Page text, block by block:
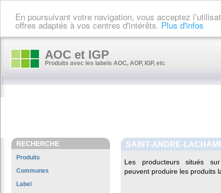
En poursuivant votre navigation, vous acceptez
offres adaptés à vos centres d'intérêts. Plus d'infos
AOC et IGP
Produits avec les labels AOC, AOP, IGP, etc
RECHERCHE
Produits
Communes
Label
SAINT-ANDRE-
Les producteurs situés
peuvent produire les produits